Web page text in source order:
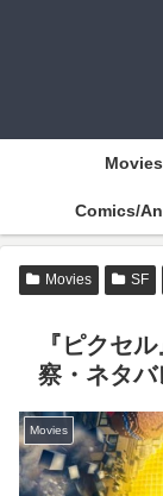
Movies
Comics/
Movies SF
『ピクセ
察・ネタバ
Movies